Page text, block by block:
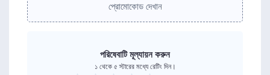
প্রোমোকোড দেখান
পরিষেবাটি মূল্যায়ন করুন
১ থেকে ৫ স্টারের মধ্যে রেটিং দিন।